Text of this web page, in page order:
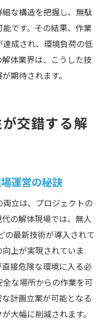
な構造を把握し、無駄
です。その結果、作業
成され、環境負荷の低
体業界は、こうした技
期待されます。
交錯する解
運営の秘訣
立は、プロジェクトの
の解体現場では、無人
の最新技術が導入されて
上が実現されていま
接危険な環境に入る必
な場所からの作業を可
計画立案が可能となる
大幅に削減されます。